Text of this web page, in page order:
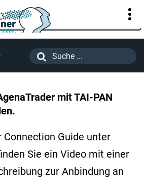
KUNDENPORTAL
mit TAI-PAN
Connection Guide unter
Sie ein Video mit einer
zur Anbindung an